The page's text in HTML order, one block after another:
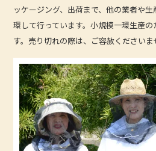
ッケージング、出荷まで、他の業者や
環して行っています。小規模一環生産
す。売り切れの際は、ご容赦くださいま